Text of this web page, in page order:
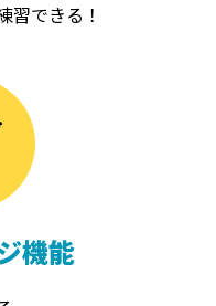
習できる！
機能